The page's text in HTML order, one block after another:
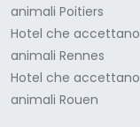
animali Poitiers
Hotel che accettano
animali Rennes
Hotel che accettano
animali Rouen